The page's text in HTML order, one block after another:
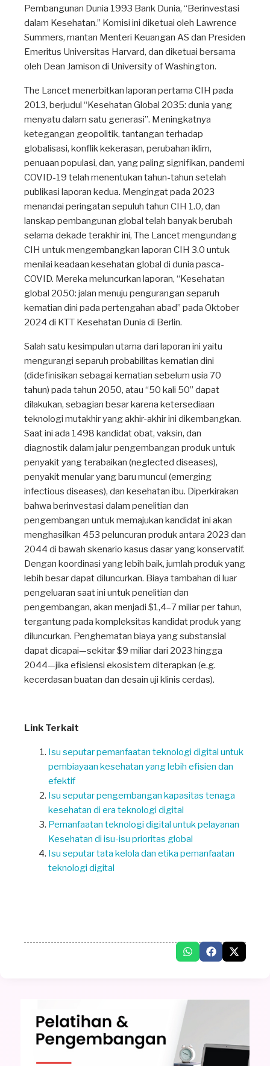
Pembangunan Dunia 1993 Bank Dunia, “Berinvestasi
dalam Kesehatan.” Komisi ini diketuai oleh Lawrence
Summers, mantan Menteri Keuangan AS dan Presiden
Emeritus Universitas Harvard, dan diketuai bersama
oleh Dean Jamison di University of Washington.
The Lancet menerbitkan laporan pertama CIH pada
2013, berjudul “Kesehatan Global 2035: dunia yang
menyatu dalam satu generasi”. Meningkatnya
ketegangan geopolitik, tantangan terhadap
globalisasi, konflik kekerasan, perubahan iklim,
penuaan populasi, dan, yang paling signifikan, pandemi
COVID-19 telah menentukan tahun-tahun setelah
publikasi laporan kedua. Mengingat pada 2023
menandai peringatan sepuluh tahun CIH 1.0, dan
lanskap pembangunan global telah banyak berubah
selama dekade terakhir ini, The Lancet mengundang
CIH untuk mengembangkan laporan CIH 3.0 untuk
menilai keadaan kesehatan global di dunia pasca-
COVID. Mereka meluncurkan laporan, “Kesehatan
global 2050: jalan menuju pengurangan separuh
kematian dini pada pertengahan abad” pada Oktober
2024 di KTT Kesehatan Dunia di Berlin.
Salah satu kesimpulan utama dari laporan ini yaitu
mengurangi separuh probabilitas kematian dini
(didefinisikan sebagai kematian sebelum usia 70
tahun) pada tahun 2050, atau “50 kali 50” dapat
dilakukan, sebagian besar karena ketersediaan
teknologi mutakhir yang akhir-akhir ini dikembangkan.
Saat ini ada 1498 kandidat obat, vaksin, dan
diagnostik dalam jalur pengembangan produk untuk
penyakit yang terabaikan (neglected diseases),
penyakit menular yang baru muncul (emerging
infectious diseases), dan kesehatan ibu. Diperkirakan
bahwa berinvestasi dalam penelitian dan
pengembangan untuk memajukan kandidat ini akan
menghasilkan 453 peluncuran produk antara 2023 dan
2044 di bawah skenario kasus dasar yang konservatif.
Dengan koordinasi yang lebih baik, jumlah produk yang
lebih besar dapat diluncurkan. Biaya tambahan di luar
pengeluaran saat ini untuk penelitian dan
pengembangan, akan menjadi $1,4–7 miliar per tahun,
tergantung pada kompleksitas kandidat produk yang
diluncurkan. Penghematan biaya yang substansial
dapat dicapai—sekitar $9 miliar dari 2023 hingga
2044—jika efisiensi ekosistem diterapkan (e.g.
kecerdasan buatan dan desain uji klinis cerdas).
Link Terkait
Isu seputar pemanfaatan teknologi digital untuk
pembiayaan kesehatan yang lebih efisien dan
efektif
Isu seputar pengembangan kapasitas tenaga
kesehatan di era teknologi digital
Pemanfaatan teknologi digital untuk pelayanan
Kesehatan di isu-isu prioritas global
Isu seputar tata kelola dan etika pemanfaatan
teknologi digital